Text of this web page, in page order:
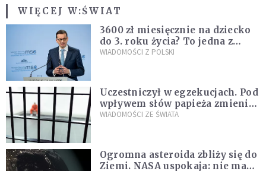
WIĘCEJ W:ŚWIAT
3600 zł miesięcznie na dziecko
do 3. roku życia? To jedna z
propozycji programu "Rozwój
WIADOMOŚCI Z POLSKI
Uczestniczył w egzekucjach. Pod
wpływem słów papieża zmienił
zdanie
WIADOMOŚCI ZE ŚWIATA
Ogromna asteroida zbliży się do
Ziemi. NASA uspokaja: nie ma